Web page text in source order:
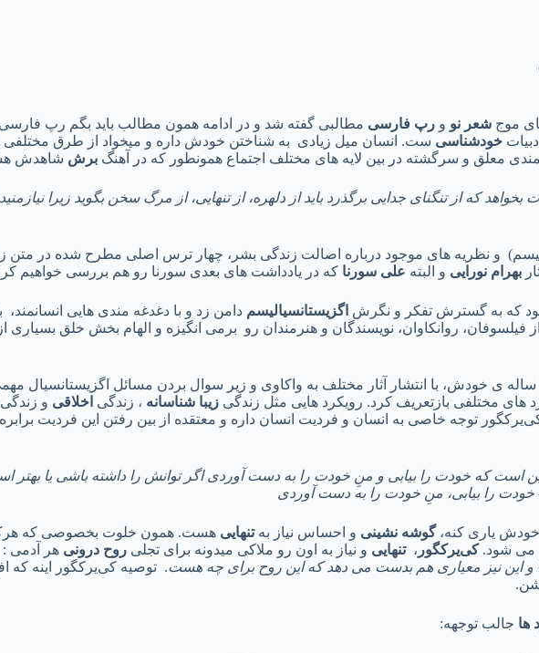
موج شعر نو و رپ فارسی مطالبی گفته شد و در ادامه همون مطالب باید بگم رپ
خودشناسی ست. انسان میل زیادی به شناختن خودش داره و میخواد از طرق مختلفی
معلق و سرگشته در بین لایه های مختلف اجتماع همونطور که در آهنگ برش شاهدش
بخواهد که از تنگنای جدایی برگذرد باید از دلهره، از تنهایی، از مرگ سخن بگوید زیرا
و نظریه های موجود درباره اصالت زندگی بشر، چهار ترس اصلی مطرح شده در متن
بهرام نورایی و البته علی سورنا که در یادداشت های بعدی سورنا رو هم بررسی خواهیم
اگزیستانسیالیسم دامن زد و با دغدغه مندی هایی انسانمند،
روانکاوان، نویسندگان و هنرمندان رو برمی انگیزه و الهام بخش خلق بسیاری
مختلفی بازتعریف کرد. رویکرد هایی مثل زندگی زیبا شناسانه ، زندگی اخلاقی و زندگی
توجه خاصی به انسان و فردیت انسان داره و معتقده از بین رفتن این فردیت
است که خودت را بیابی و منِ خودت را به دست آوردی اگر توانش را داشته باشی یا بهتر
خودت را بیابی، منِ خودت را به دست آوردی
خودش یاری کنه،گوشه نشینی و احساس نیاز بهتنهایی هست. همون خلوت بخصوصی که
می شود.کی‌یرکگور ،تنهایی و نیاز به اون رو ملاکی میدونه برای تجلی روح درونی هر آدمی :
و این نیز معیاری هم بدست می دهد که این روح برای چه هست. توصیه کی‌یرکگور اینه که
ها جالب توجهه: